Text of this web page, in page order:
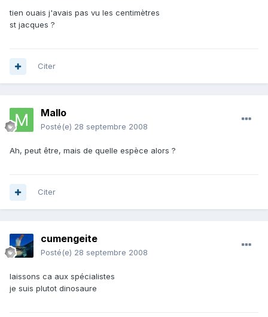
tien ouais j'avais pas vu les centimètres
st jacques ?
Citer
Mallo
Posté(e) 28 septembre 2008
Ah, peut être, mais de quelle espèce alors ?
Citer
cumengeite
Posté(e) 28 septembre 2008
laissons ca aux spécialistes
je suis plutot dinosaure